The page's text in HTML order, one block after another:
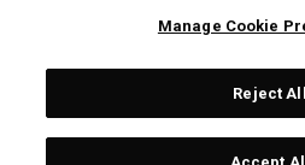
Topgolf
Manage Cookie
Reject All